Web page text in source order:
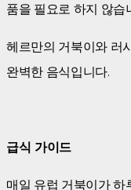
품을 필요로 하지 않습
헤르만의 거북이와 러
완벽한 음식입니다.
급식 가이드
매일 유럽 거북이가 하